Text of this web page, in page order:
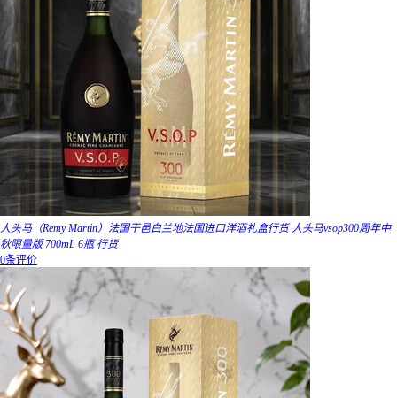
人头马（Remy Martin）法国干邑白兰地法国进口洋酒礼盒行货 人头马vsop300周年中
秋限量版 700mL 6瓶 行货
0条评价